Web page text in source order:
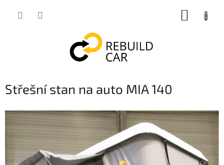
Střešní stan na auto MIA 140